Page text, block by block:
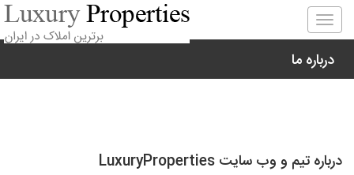
درباره ما
درباره تیم و وب سایت LuxuryProperties